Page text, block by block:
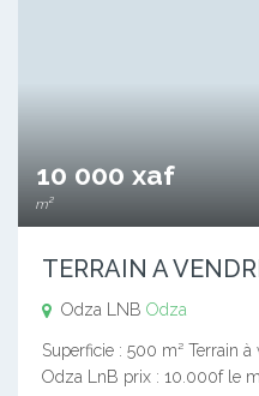
10 000 xaf
m²
TERRAIN A
Odza LNB Odza
Superficie : 500 m² Terrain
Odza LnB prix : 10.000f le